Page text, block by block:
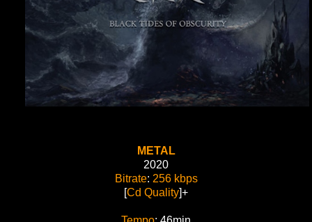
METAL
2020
Bitrate: 256 kbps
[Cd Quality]+